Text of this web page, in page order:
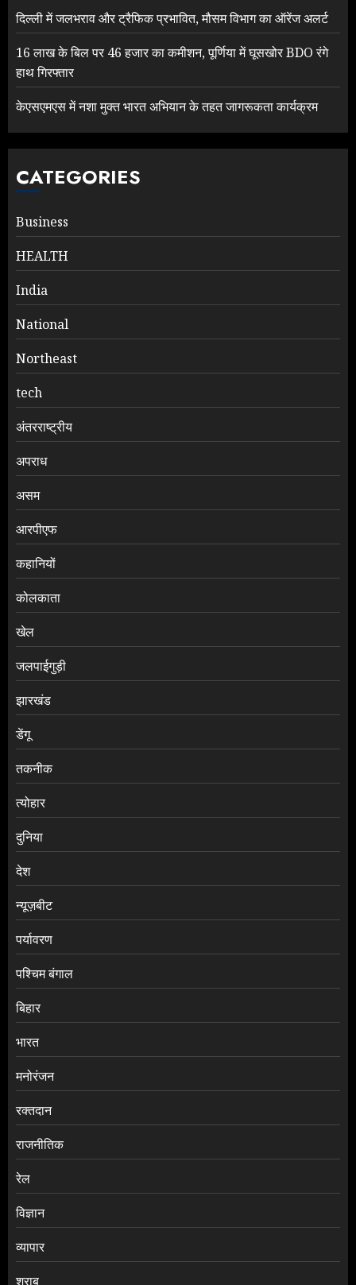
दिल्ली में जलभराव और ट्रैफिक प्रभावित, मौसम विभाग का ऑरेंज अलर्ट
16 लाख के बिल पर 46 हजार का कमीशन, पूर्णिया में घूसखोर BDO रंगे
हाथ गिरफ्तार
केएसएमएस में नशा मुक्त भारत अभियान के तहत जागरूकता कार्यक्रम
CATEGORIES
Business
HEALTH
India
National
Northeast
tech
अंतरराष्ट्रीय
अपराध
असम
आरपीएफ
कहानियों
कोलकाता
खेल
जलपाईगुड़ी
झारखंड
डेंगू
तकनीक
त्योहार
दुनिया
देश
न्यूज़बीट
पर्यावरण
पश्चिम बंगाल
बिहार
भारत
मनोरंजन
रक्तदान
राजनीतिक
रेल
विज्ञान
व्यापार
शराब